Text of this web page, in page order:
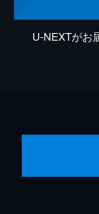
U-NEXTがお